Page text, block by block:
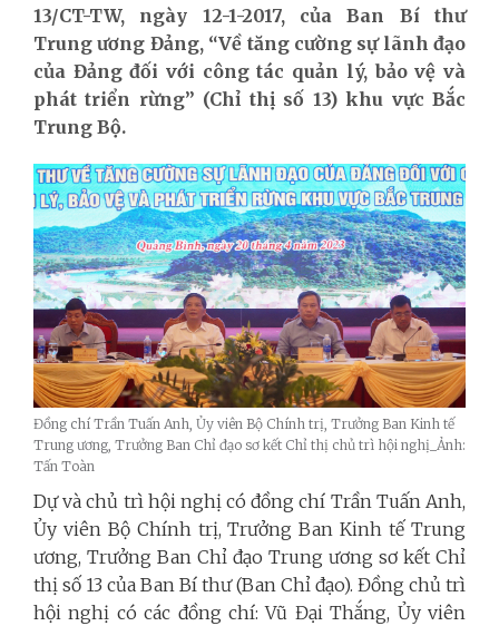
13/CT-TW, ngày 12-1-2017, của Ban Bí thư
Trung ương Đảng, “Về tăng cường sự lãnh đạo
của Đảng đối với công tác quản lý, bảo vệ và
phát triển rừng” (Chỉ thị số 13) khu vực Bắc
Trung Bộ.
Đồng chí Trần Tuấn Anh, Ủy viên Bộ Chính trị, Trưởng Ban Kinh tế
Trung ương, Trưởng Ban Chỉ đạo sơ kết Chỉ thị chủ trì hội nghị_Ảnh:
Tấn Toàn
Dự và chủ trì hội nghị có đồng chí Trần Tuấn Anh,
Ủy viên Bộ Chính trị, Trưởng Ban Kinh tế Trung
ương, Trưởng Ban Chỉ đạo Trung ương sơ kết Chỉ
thị số 13 của Ban Bí thư (Ban Chỉ đạo). Đồng chủ trì
hội nghị có các đồng chí: Vũ Đại Thắng, Ủy viên